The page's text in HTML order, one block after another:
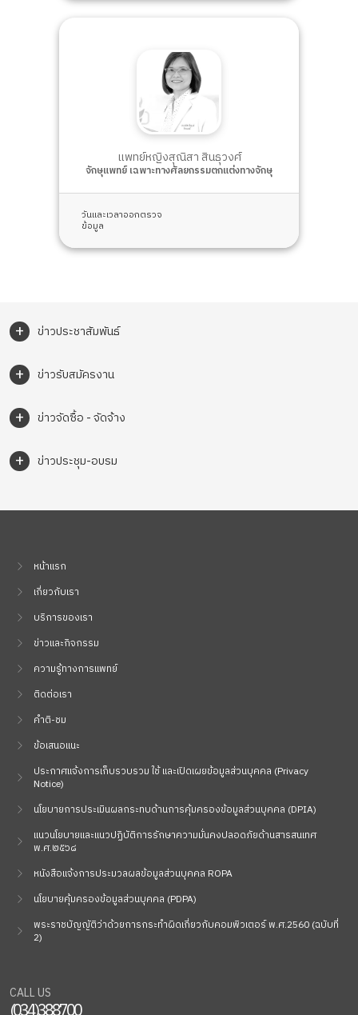
แพทย์หญิงสุณิสา สินธุวงศ์
จักษุแพทย์ เฉพาะทางศัลยกรรมตกแต่งทางจักษุ
วันและเวลาออกตรวจ
ข้อมูล
+ ข่าวประชาสัมพันธ์
+ ข่าวรับสมัครงาน
+ ข่าวจัดซื้อ - จัดจ้าง
+ ข่าวประชุม-อบรม
หน้าแรก
เกี่ยวกับเรา
บริการของเรา
ข่าวและกิจกรรม
ความรู้ทางการแพทย์
ติดต่อเรา
คำติ-ชม
ข้อเสนอแนะ
ประกาศแจ้งการเก็บรวบรวม ใช้ และเปิดเผยข้อมูลส่วนบุคคล (Privacy
Notice)
นโยบายการประเมินผลกระทบด้านการคุ้มครองข้อมูลส่วนบุคคล (DPIA)
แนวนโยบายและแนวปฏิบัติการรักษาความมั่นคงปลอดภัยด้านสารสนเทศ
พ.ศ.๒๕๖๘
หนังสือแจ้งการประมวลผลข้อมูลส่วนบุคคล ROPA
นโยบายคุ้มครองข้อมูลส่วนบุคคล (PDPA)
พระราชบัญญัติว่าด้วยการกระทำผิดเกี่ยวกับคอมพิวเตอร์ พ.ศ.2560 (ฉบับที่
2)
CALL US